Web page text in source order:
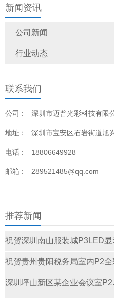
新闻资讯
公司新闻
行业动态
联系我们
公司： 深圳市迈普光彩科技有限
地址： 深圳市宝安区石岩街道旭
电话： 18806649928
邮箱： 289521485@qq.com
推荐新闻
祝贺深圳南山服装城P3LED
祝贺贵州贵阳税务局室内P2
深圳坪山新区某企业会议室